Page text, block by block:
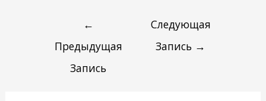
←
Предыдущая
Запись
Следующая
Запись →